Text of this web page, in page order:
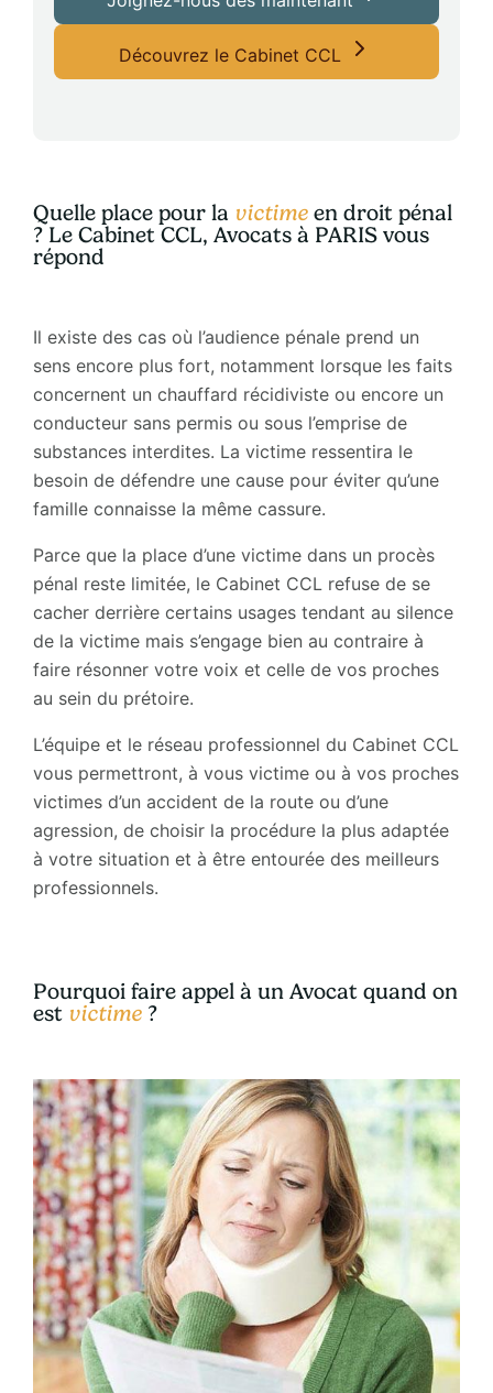
Découvrez le Cabinet CCL
Quelle place pour la victimeen droit pénal
? Le Cabinet CCL, Avocats à PARIS vous
répond
Il existe des cas où l’audience pénale prend un
sens encore plus fort, notamment lorsque les faits
concernent un chauffard récidiviste ou encore un
conducteur sans permis ou sous l’emprise de
substances interdites. La victime ressentira le
besoin de défendre une cause pour éviter qu’une
famille connaisse la même cassure.
Parce que la place d’une victime dans un procès
pénal reste limitée, le Cabinet CCL refuse de se
cacher derrière certains usages tendant au silence
de la victime mais s’engage bien au contraire à
faire résonner votre voix et celle de vos proches
au sein du prétoire.
L’équipe et le réseau professionnel du Cabinet CCL
vous permettront, à vous victime ou à vos proches
victimes d’un accident de la route ou d’une
agression, de choisir la procédure la plus adaptée
à votre situation et à être entourée des meilleurs
professionnels.
Pourquoi faire appel à un Avocat quand on
est victime ?